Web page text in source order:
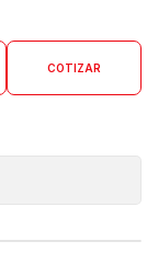
COTIZAR